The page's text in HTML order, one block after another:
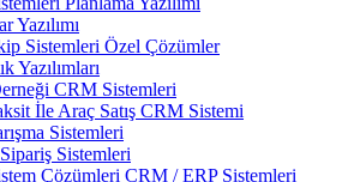
Yazılımı
Sistemleri Özel Çözümler
Yazılımları
CRM Sistemleri
İle Araç Satış CRM Sistemi
Sistemleri
Sistemleri
Çözümleri CRM / ERP Sistemleri